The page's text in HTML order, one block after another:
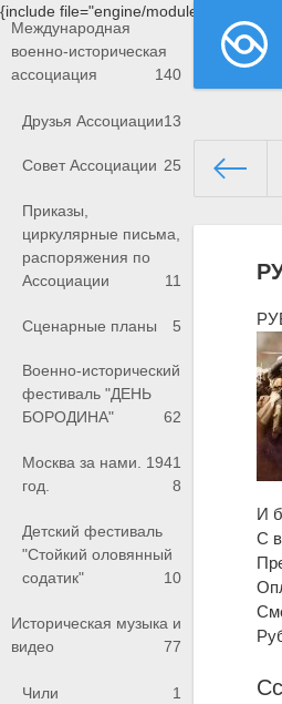
{include file="engine/modules/saperu/
Международная
военно-историческая
ассоциация
140
Друзья Ассоциации13
Совет Ассоциации 25
Приказы,
циркулярные письма,
распоряжения по
Ассоциации
11
Сценарные планы 5
Военно-исторический
фестиваль "ДЕНЬ
БОРОДИНА"
62
Москва за нами. 1941
год.
8
Детский фестиваль
"Стойкий оловянный
содатик"
10
Историческая музыка и
видео
77
Чили 1
И
С